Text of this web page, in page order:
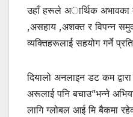
उहाँ हरूले अार्थिक अभावका
,असहाय ,अशक्त र विपन्न
व्यक्तिहरूलाई सहयोग गर्ने
दियालो अनलाइन डट कम
अरूलाई पनि बचाउ”भन्ने
लागि ग्लोबल आई मि बैकमा